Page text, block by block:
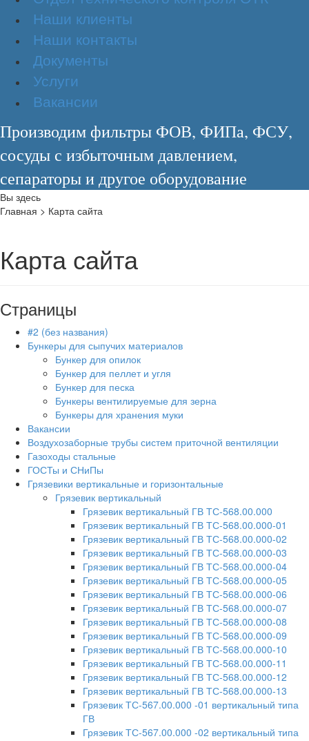
Наши клиенты
Наши контакты
Документы
Услуги
Вакансии
Производим фильтры ФОВ, ФИПа, ФСУ,
сосуды с избыточным давлением,
сепараторы и другое оборудование
Вы здесь
Главная > Карта сайта
Карта сайта
Страницы
#2 (без названия)
Бункеры для сыпучих материалов
Бункер для опилок
Бункер для пеллет и угля
Бункер для песка
Бункеры вентилируемые для зерна
Бункеры для хранения муки
Вакансии
Воздухозаборные трубы систем приточной вентиляции
Газоходы стальные
ГОСТы и СНиПы
Грязевики вертикальные и горизонтальные
Грязевик вертикальный
Грязевик вертикальный ГВ ТС-568.00.000
Грязевик вертикальный ГВ ТС-568.00.000-01
Грязевик вертикальный ГВ ТС-568.00.000-02
Грязевик вертикальный ГВ ТС-568.00.000-03
Грязевик вертикальный ГВ ТС-568.00.000-04
Грязевик вертикальный ГВ ТС-568.00.000-05
Грязевик вертикальный ГВ ТС-568.00.000-06
Грязевик вертикальный ГВ ТС-568.00.000-07
Грязевик вертикальный ГВ ТС-568.00.000-08
Грязевик вертикальный ГВ ТС-568.00.000-09
Грязевик вертикальный ГВ ТС-568.00.000-10
Грязевик вертикальный ГВ ТС-568.00.000-11
Грязевик вертикальный ГВ ТС-568.00.000-12
Грязевик вертикальный ГВ ТС-568.00.000-13
Грязевик ТС-567.00.000 -01 вертикальный типа
ГВ
Грязевик ТС-567.00.000 -02 вертикальный типа